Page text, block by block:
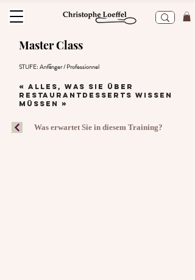
Master Class
STUFE: Anfänger /Professionnel
« Alles, was Sie über
Restaurantdesserts wissen
müssen »
Was erwartet Sie in diesem Training?